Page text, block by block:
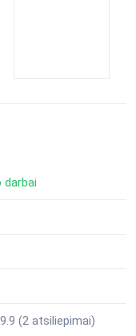
darbai
9.9 (2 atsiliepimai)